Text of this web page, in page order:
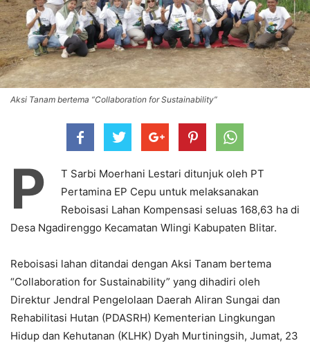
Aksi Tanam bertema “Collaboration for Sustainability”
P
T Sarbi Moerhani Lestari ditunjuk oleh PT
Pertamina EP Cepu untuk melaksanakan
Reboisasi Lahan Kompensasi seluas 168,63 ha di
Desa Ngadirenggo Kecamatan Wlingi Kabupaten Blitar.
Reboisasi lahan ditandai dengan Aksi Tanam bertema
“Collaboration for Sustainability” yang dihadiri oleh
Direktur Jendral Pengelolaan Daerah Aliran Sungai dan
Rehabilitasi Hutan (PDASRH) Kementerian Lingkungan
Hidup dan Kehutanan (KLHK) Dyah Murtiningsih, Jumat, 23